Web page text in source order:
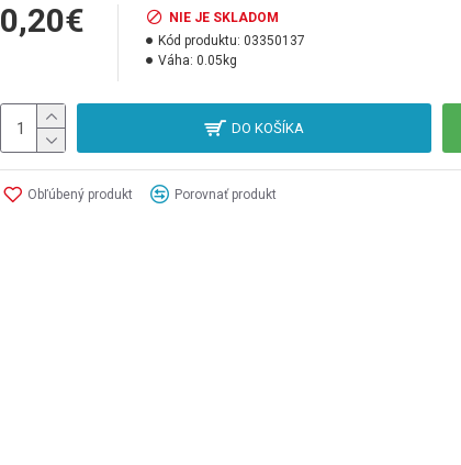
0,20€
NIE JE SKLADOM
Kód produktu: 03350137
Váha: 0.05kg
DO KOŠÍKA
Obľúbený produkt Porovnať produkt